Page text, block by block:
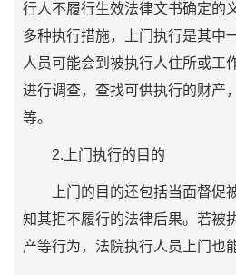
行人不履行生效法律文书确定的
多种执行措施，上门执行是其中
人员可能会到被执行人住所或工
进行调查，查找可供执行的财产
等。
2.上门执行的目的
上门的目的还包括当面督促
知其拒不履行的法律后果。若被
产等行为，法院执行人员上门也